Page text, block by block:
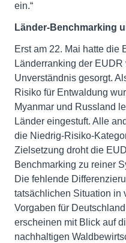
ein.“
Länder-Benchmarking
Erst am 22. Mai hatte die
Länderranking der
Unverständnis gesorgt.
Risiko für Entwaldung
Myanmar und Russland
Länder eingestuft. Alle
die Niedrig-Risiko-
Zielsetzung droht die
Benchmarking zu reiner
Die fehlende
tatsächlichen Situation in
Vorgaben für
erscheinen mit Blick auf
nachhaltigen